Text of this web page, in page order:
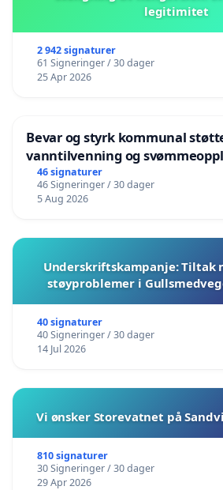
legitimitet
2 942 signaturer
61 Signeringer / 30 dager
25 Apr 2026
Bevar og styrk kommunal
vanntilvenning og
barnehagene i Haugesund
46 signaturer
46 Signeringer / 30 dager
5 Aug 2026
Underskriftskampanje: Tiltak
støyproblemer i
40 signaturer
40 Signeringer / 30 dager
14 Jul 2026
Vi ønsker Storevatnet på
810 signaturer
30 Signeringer / 30 dager
29 Apr 2026